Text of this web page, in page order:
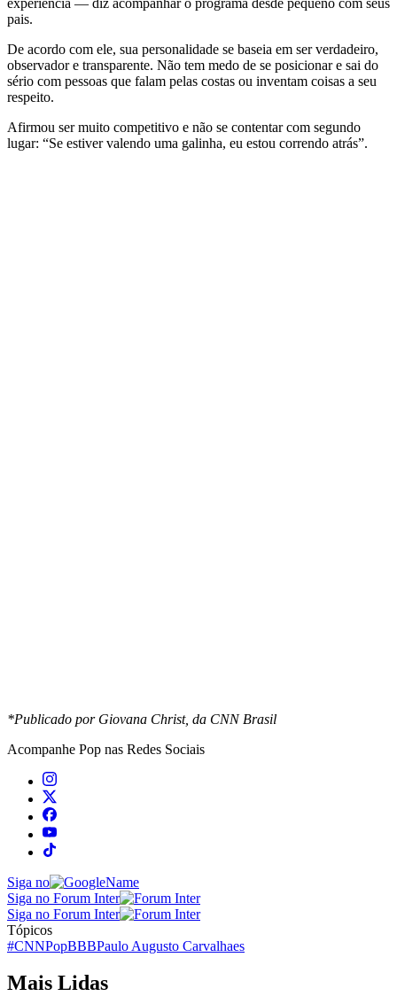
pais.
De acordo com ele, sua personalidade se baseia em ser verdadeiro,
observador e transparente. Não tem medo de se posicionar e sai do
sério com pessoas que falam pelas costas ou inventam coisas a seu
respeito.
Afirmou ser muito competitivo e não se contentar com segundo
lugar: “Se estiver valendo uma galinha, eu estou correndo atrás”.
*Publicado por Giovana Christ, da CNN Brasil
Acompanhe Pop nas Redes Sociais
Siga no
Siga no Forum Inter
Siga no Forum Inter
Tópicos
#CNNPopBBBPaulo Augusto Carvalhaes
Mais Lidas